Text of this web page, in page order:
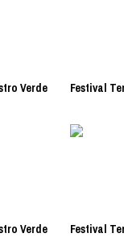
Verde Festival
Verde Festival